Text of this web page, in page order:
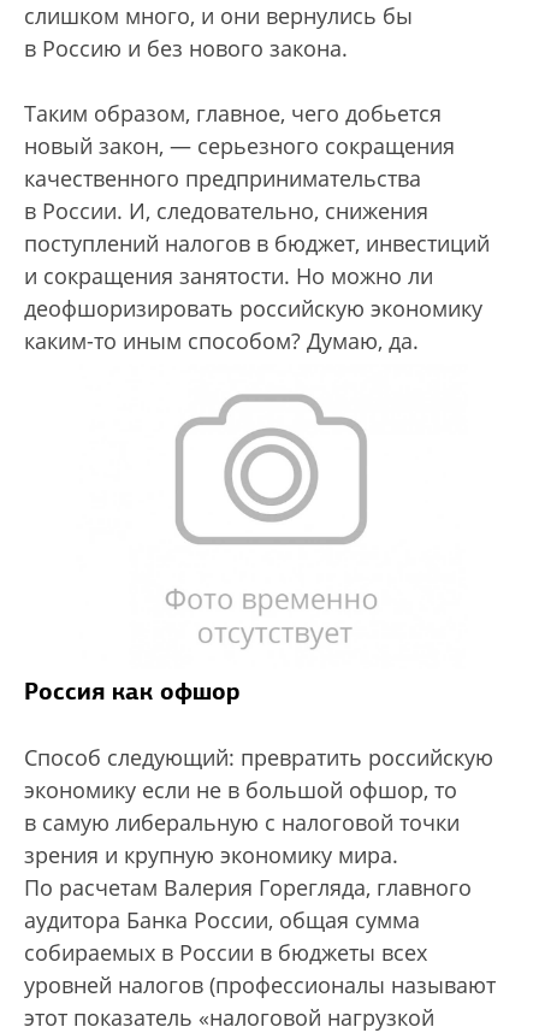
слишком много, и они вернулись бы
в Россию и без нового закона.
Таким образом, главное, чего добьется
новый закон, — серьезного сокращения
качественного предпринимательства
в России. И, следовательно, снижения
поступлений налогов в бюджет, инвестиций
и сокращения занятости. Но можно ли
деофшоризировать российскую экономику
каким-то иным способом? Думаю, да.
Россия как офшор
Способ следующий: превратить российскую
экономику если не в большой офшор, то
в самую либеральную с налоговой точки
зрения и крупную экономику мира.
По расчетам Валерия Горегляда, главного
аудитора Банка России, общая сумма
собираемых в России в бюджеты всех
уровней налогов (профессионалы называют
этот показатель «налоговой нагрузкой